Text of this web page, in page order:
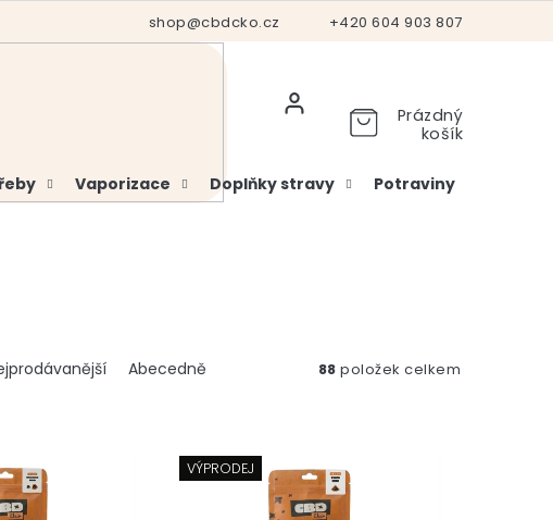
+420 604 903 807
shop@cbdcko.cz
Hodnocení obchodu Vrácení a reklamace
Prázdný
košík
Vaporizace Doplňky stravy Potraviny
Abecedně 88 položek celkem
VÝPRODEJ